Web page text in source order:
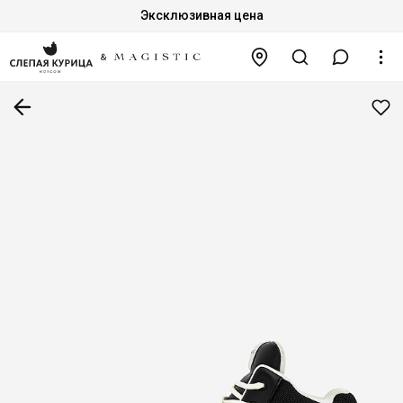
Эксклюзивная цена